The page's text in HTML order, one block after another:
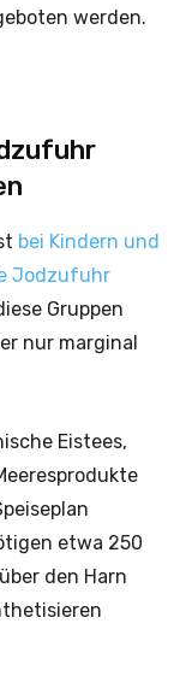
werden.
bei Kindern und
Jodzufuhr
Gruppen
nur marginal
Eistees,
etwa 250
den Harn